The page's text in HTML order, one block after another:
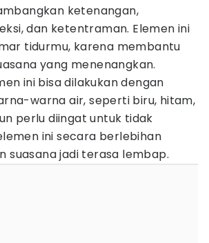
ketenangan,
dan ketentraman. Elemen ini
tidurmu, karena membantu
yang menenangkan.
ini bisa dilakukan dengan
warna air, seperti biru, hitam,
perlu diingat untuk tidak
ini secara berlebihan
suasana jadi terasa lembap.